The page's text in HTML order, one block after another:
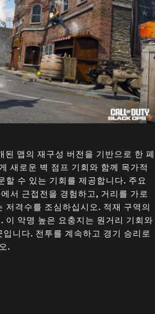
된 맵의 재구성 버전을 기반으로 한 폐
새로운 벽 점프 기회와 함께 목가적
할 수 있는 기회를 제공합니다. 주요
서 근접전을 경험하고, 거리를 가로
저격수를 조심하십시오. 적재 구역의
이 악명 높은 요충지는 원거리 기회와
니다. 전투를 계속하고 경기 승리로
.